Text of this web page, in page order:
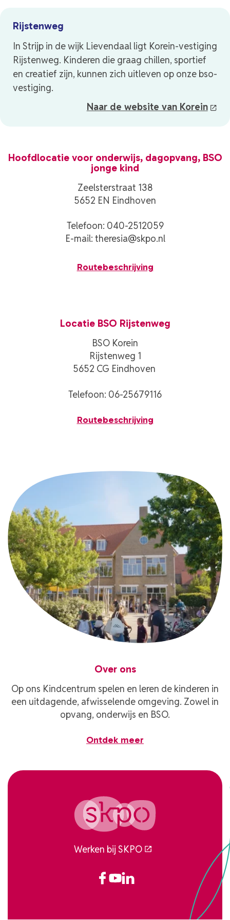
Rijstenweg
In Strijp in de wijk Lievendaal ligt Korein-vestiging
Rijstenweg. Kinderen die graag chillen, sportief
en creatief zijn, kunnen zich uitleven op onze bso-
vestiging.
Naar de website van Korein
Hoofdlocatie voor onderwijs, dagopvang, BSO
jonge kind
Zeelsterstraat 138
5652 EN Eindhoven
Telefoon: 040-2512059
E-mail: theresia@skpo.nl
Routebeschrijving
Locatie BSO Rijstenweg
BSO Korein
Rijstenweg 1
5652 CG Eindhoven
Telefoon: 06-25679116
Routebeschrijving
Over ons
Op ons Kindcentrum spelen en leren de kinderen in
een uitdagende, afwisselende omgeving. Zowel in
opvang, onderwijs en BSO.
Ontdek meer
Werken bij SKPO